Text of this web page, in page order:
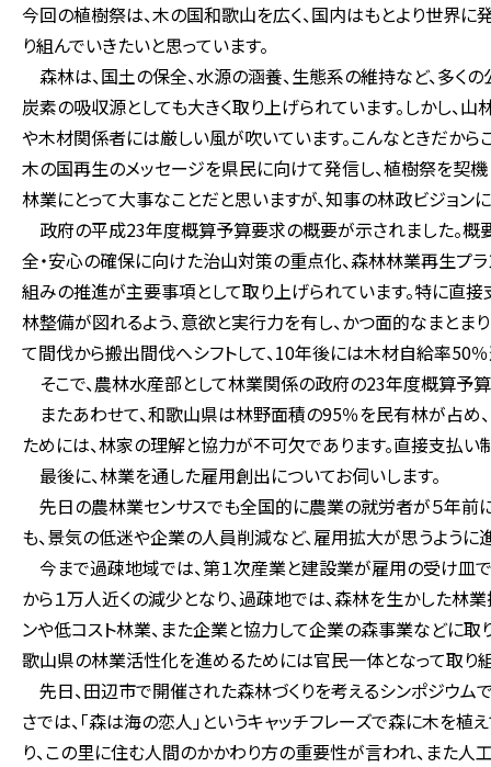
今回の植樹祭は、木の国和歌山を広く、国内はもとより世界
り組んでいきたいと思っています。
森林は、国土の保全、水源の涵養、生態系の維持など、多
炭素の吸収源としても大きく取り上げられています。しかし、
や木材関係者には厳しい風が吹いています。こんなときだか
木の国再生のメッセージを県民に向けて発信し、植樹祭を契
林業にとって大事なことだと思いますが、知事の林政ビジョン
政府の平成23年度概算予算要求の概要が示されました。概
全・安心の確保に向けた治山対策の重点化、森林林業再生プ
組みの推進が主要事項として取り上げられています。特に直
林整備が図れるよう、意欲と実行力を有し、かつ面的なまと
て間伐から搬出間伐へシフトして、10年後には木材自給率50
そこで、農林水産部として林業関係の政府の23年度概算予
またあわせて、和歌山県は林野面積の95％を民有林が占め
ためには、林家の理解と協力が不可欠であります。直接支払い
最後に、林業を通した雇用創出についてお伺いします。
先日の農林業センサスでも全国的に農業の就労者が５年前
も、景気の低迷や企業の人員削減など、雇用拡大が思うように
今まで過疎地域では、第１次産業と建設業が雇用の受け皿
から１万人近くの減少となり、過疎地では、森林を生かした
ンや低コスト林業、また企業と協力して企業の森事業などに取
歌山県の林業活性化を進めるためには官民一体となって取り
先日、田辺市で開催された森林づくりを考えるシンポジウ
さでは、「森は海の恋人」というキャッチフレーズで森に木
り、この里に住む人間のかかわり方の重要性が言われ、また